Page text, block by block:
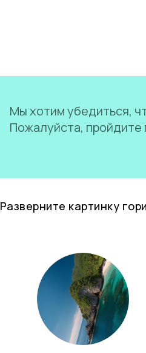
Мы хотим убедиться,
Пожалуйста, пройдите
Разверните картинку